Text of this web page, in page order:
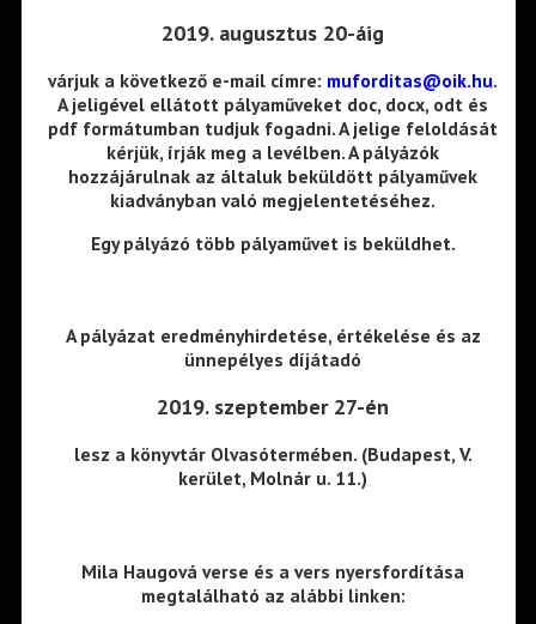
2019. augusztus 20-áig
várjuk a következő e-mail címre: muforditas@oik.hu.
A jeligével ellátott pályaműveket doc, docx, odt és
pdf formátumban tudjuk fogadni. A jelige feloldását
kérjük, írják meg a levélben. A pályázók
hozzájárulnak az általuk beküldött pályaművek
kiadványban való megjelentetéséhez.
Egy pályázó több pályaművet is beküldhet.
A pályázat eredményhirdetése, értékelése és az
ünnepélyes díjátadó
2019. szeptember 27-én
lesz a könyvtár Olvasótermében. (Budapest, V.
kerület, Molnár u. 11.)
Mila Haugová verse és a vers nyersfordítása
megtalálható az alábbi linken: